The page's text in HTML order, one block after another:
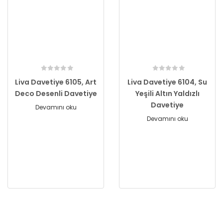
Liva Davetiye 6105, Art
Deco Desenli Davetiye
Devamını oku
Liva Davetiye 6104, Su
Yeşili Altın Yaldızlı
Davetiye
Devamını oku